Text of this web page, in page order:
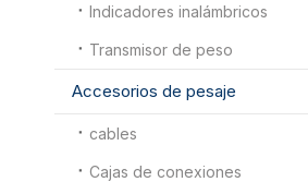
Indicadores inalámbricos
Transmisor de peso
Accesorios de pesaje
cables
Cajas de conexiones